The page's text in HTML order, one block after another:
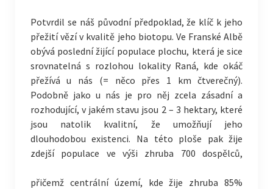
Potvrdil se náš původní předpoklad, že klíč k jeho
přežití vězí v kvalitě jeho biotopu. Ve Franské Albě
obývá poslední žijící populace plochu, která je sice
srovnatelná s rozlohou lokality Raná, kde okáč
přežívá u nás (= něco přes 1 km čtverečný).
Podobně jako u nás je pro něj zcela zásadní a
rozhodující, v jakém stavu jsou 2 – 3 hektary, které
jsou natolik kvalitní, že umožňují jeho
dlouhodobou existenci. Na této ploše pak žije
zdejší populace ve výši zhruba 700 dospělců,
přičemž centrální území, kde žije zhruba 85%